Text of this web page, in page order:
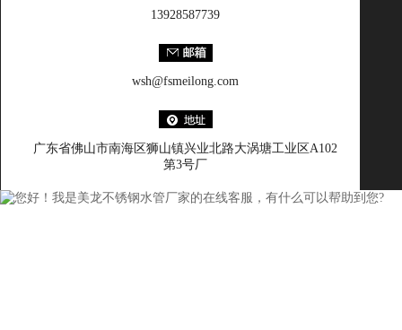
13928587739
wsh@fsmeilong.com
广东省佛山市南海区狮山镇兴业北路大涡塘工业区A102
第3号厂